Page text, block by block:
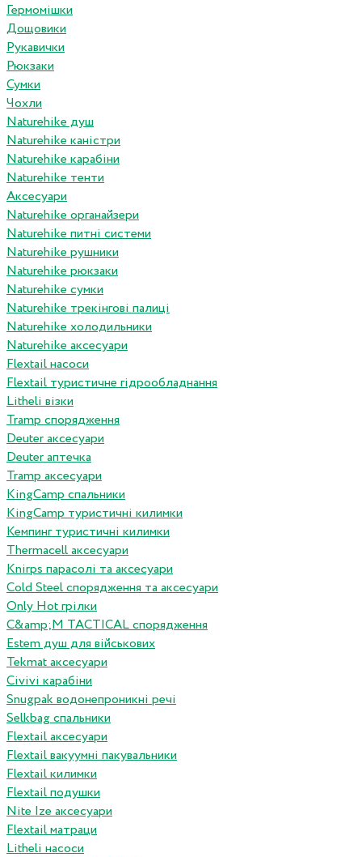
Гермомішки
Дощовики
Рукавички
Рюкзаки
Сумки
Чохли
Naturehike душ
Naturehike каністри
Naturehike карабіни
Naturehike тенти
Аксесуари
Naturehike органайзери
Naturehike питні системи
Naturehike рушники
Naturehike рюкзаки
Naturehike сумки
Naturehike трекінгові палиці
Naturehike холодильники
Naturehike аксесуари
Flextail насоси
Flextail туристичне гідрообладнання
Litheli візки
Tramp спорядження
Deuter аксесуари
Deuter аптечка
Tramp аксесуари
KingCamp спальники
KingCamp туристичні килимки
Кемпинг туристичні килимки
Thermacell аксесуари
Knirps парасолі та аксесуари
Cold Steel спорядження та аксесуари
Only Hot грілки
C&amp;M TACTICAL спорядження
Estem душ для військових
Tekmat аксесуари
Сivivi карабіни
Snugpak водонепроникні речі
Selkbag спальники
Flextail аксесуари
Flextail вакуумні пакувальники
Flextail килимки
Flextail подушки
Nite Ize аксесуари
Flextail матраци
Litheli насоси